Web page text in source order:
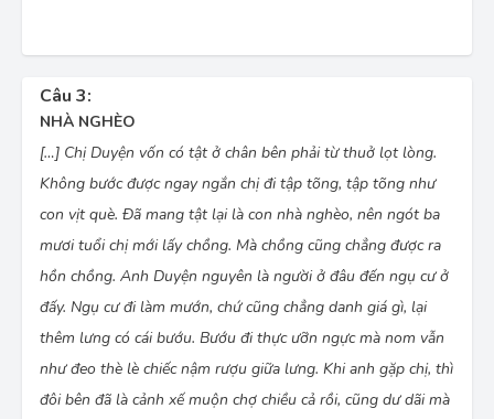
Câu 3:
NHÀ NGHÈO
[…] Chị Duyện vốn có tật ở chân bên phải từ thuở lọt lòng.
Không bước được ngay ngắn chị đi tập tõng, tập tõng như
con vịt què. Ðã mang tật lại là con nhà nghèo, nên ngót ba
mươi tuổi chị mới lấy chồng. Mà chồng cũng chẳng được ra
hồn chồng. Anh Duyện nguyên là người ở đâu đến ngụ cư ở
đấy. Ngụ cư đi làm mướn, chứ cũng chẳng danh giá gì, lại
thêm lưng có cái bướu. Bướu đi thực ưỡn ngực mà nom vẫn
như đeo thè lè chiếc nậm rượu giữa lưng. Khi anh gặp chị, thì
đôi bên đã là cảnh xế muộn chợ chiều cả rồi, cũng dư dãi mà